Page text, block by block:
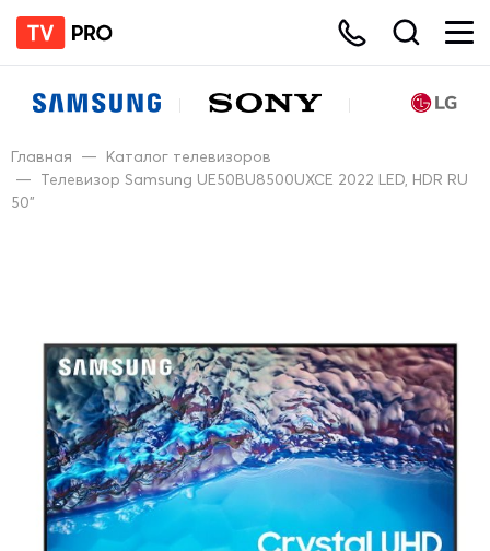
Главная — Каталог телевизоров
— Телевизор Samsung UE50BU8500UXCE 2022 LED, HDR RU
50"